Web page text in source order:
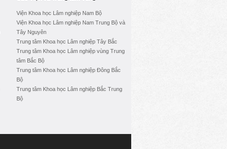
Viện Khoa học Lâm nghiệp Nam Bộ
Viện Khoa học Lâm nghiệp Nam Trung Bộ và
Tây Nguyên
Trung tâm Khoa học Lâm nghiệp Tây Bắc
Trung tâm Khoa học Lâm nghiệp vùng Trung
tâm Bắc Bộ
Trung tâm Khoa học Lâm nghiệp Đông Bắc
Bộ
Trung tâm Khoa học Lâm nghiệp Bắc Trung
Bộ